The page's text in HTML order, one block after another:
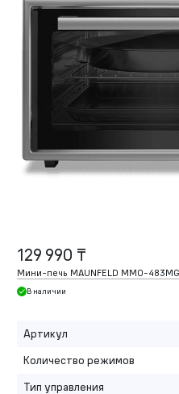
129 990 ₸
Мини-печь MAUNFELD MMO-
В наличии
Артикул
Количество режимов
Тип управления